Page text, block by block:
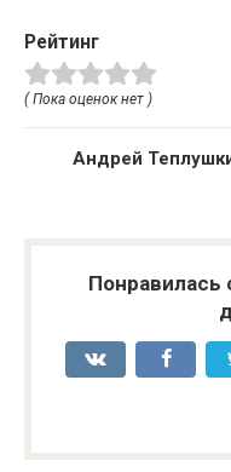
Рейтинг
( Пока оценок нет )
Андрей
Понравилась